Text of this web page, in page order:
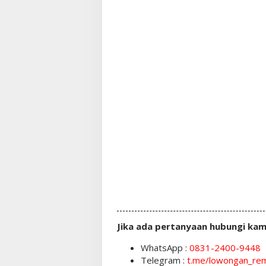
Jika ada pertanyaan hubungi
WhatsApp : 0831-2400-9448
Telegram : t.me/